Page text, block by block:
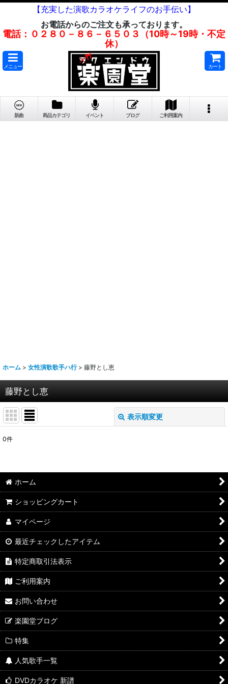
【充実した演歌カラオケライフのお手伝い】
お電話からのご注文も承っております。
電話：０２８０－８６－６５０３（10時～19時・不定
休）
メニュー カート
新曲 商品カテゴリ イベント ブログ ご利用案内
ホーム > 女性演歌歌手ハ行 > 藤野とし恵
藤野とし恵
表示順変更
並び順:
0件
ホーム
ショッピングカート
マイページ
最近チェックしたアイテム
特定商取引法表示
ご利用案内
お問い合わせ
楽園堂ブログ
特集
人気歌手一覧
DVDカラオケ 新譜